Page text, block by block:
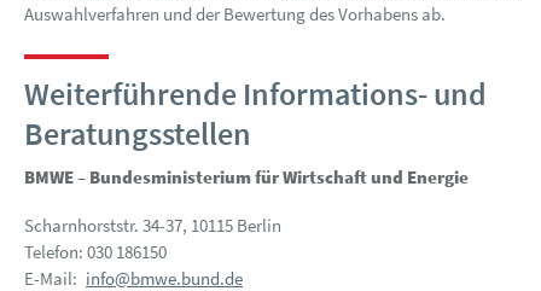
Auswahlverfahren und der Bewertung des Vorhabens ab.
Weiterführende Informations- und
Beratungsstellen
BMWE – Bundesministerium für Wirtschaft und Energie
Scharnhorststr. 34-37, 10115 Berlin
Telefon: 030 186150
E-Mail: info@bmwe.bund.de